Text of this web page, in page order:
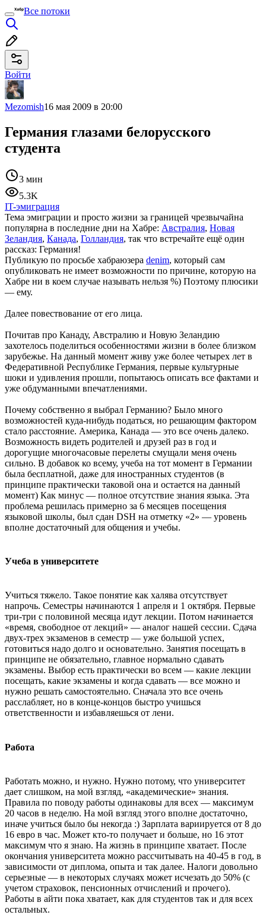
Все потоки
Войти
Mezomish16 мая 2009 в 20:00
Германия глазами белорусского
студента
3 мин
5.3K
IT-эмиграция
Тема эмиграции и просто жизни за границей чрезвычайна
популярна в последние дни на Хабре: Австралия, Новая
Зеландия, Канада, Голландия, так что встречайте ещё один
рассказ: Германия!
Публикую по просьбе хабраюзера denim, который сам
опубликовать не имеет возможности по причине, которую на
Хабре ни в коем случае называть нельзя %) Поэтому плюсики
— ему.
Далее повествование от его лица.
Почитав про Канаду, Австралию и Новую Зеландию
захотелось поделиться особенностями жизни в более близком
зарубежье. На данный момент живу уже более четырех лет в
Федеративной Республике Германия, первые культурные
шоки и удивления прошли, попытаюсь описать все фактами и
уже обдуманными впечатлениями.
Почему собственно я выбрал Германию? Было много
возможностей куда-нибудь податься, но решающим фактором
стало расстояние. Америка, Канада — это все очень далеко.
Возможность видеть родителей и друзей раз в год и
дорогущие многочасовые перелеты смущали меня очень
сильно. В добавок ко всему, учеба на тот момент в Германии
была бесплатной, даже для иностранных студентов (в
принципе практически таковой она и остается на данный
момент) Как минус — полное отсутствие знания языка. Эта
проблема решилась примерно за 6 месяцев посещения
языковой школы, был сдан DSH на отметку «2» — уровень
вполне достаточный для общения и учебы.
Учеба в университете
Учиться тяжело. Такое понятие как халява отсутствует
напрочь. Семестры начинаются 1 апреля и 1 октября. Первые
три-три с половиной месяца идут лекции. Потом начинается
«время, свободное от лекций» — аналог нашей сессии. Сдача
двух-трех экзаменов в семестр — уже большой успех,
готовиться надо долго и основательно. Занятия посещать в
принципе не обязательно, главное нормально сдавать
экзамены. Выбор есть практически во всем — какие лекции
посещать, какие экзамены и когда сдавать — все можно и
нужно решать самостоятельно. Сначала это все очень
расслабляет, но в конце-концов быстро учишься
ответственности и избавляешься от лени.
Работа
Работать можно, и нужно. Нужно потому, что университет
дает слишком, на мой взгляд, «академические» знания.
Правила по поводу работы одинаковы для всех — максимум
20 часов в неделю. На мой взгляд этого вполне достаточно,
иначе учиться было бы некогда :) Зарплата вариируется от 8 до
16 евро в час. Может кто-то получает и больше, но 16 этот
максимум что я знаю. На жизнь в принципе хватает. После
окончания университета можно рассчитывать на 40-45 в год, в
зависимости от диплома, опыта и так далее. Налоги довольно
серьезные — в некоторых случаях может исчезать до 50% (с
учетом страховок, пенсионных отчислений и прочего).
Работы в айти пока хватает, как для студентов так и для всех
остальных.